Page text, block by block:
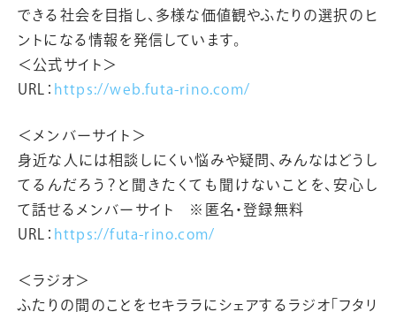
できる社会を目指し、多様な価値観やふたりの選択のヒ
ントになる情報を発信しています。
＜公式サイト＞
URL： https://web.futa-rino.com/
＜メンバーサイト＞
身近な人には相談しにくい悩みや疑問、みんなはどうし
てるんだろう？と聞きたくても聞けないことを、安心し
て話せるメンバーサイト ※匿名・登録無料
URL： https://futa-rino.com/
＜ラジオ＞
ふたりの間のことをセキララにシェアするラジオ「フタリ